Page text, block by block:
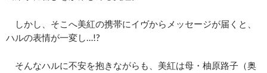
しかし、そこへ美紅の携帯にイヴからメッセージが届くと、
ハルの表情が一変し…!?
そんなハルに不安を抱きながらも、美紅は母・柚原路子（奥